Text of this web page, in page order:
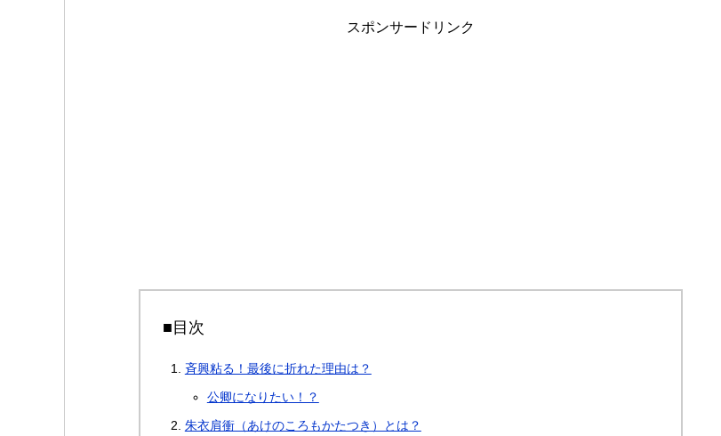
スポンサードリンク
■目次
斉興粘る！最後に折れた理由は？
公卿になりたい！？
朱衣肩衝（あけのころもかたつき）とは？